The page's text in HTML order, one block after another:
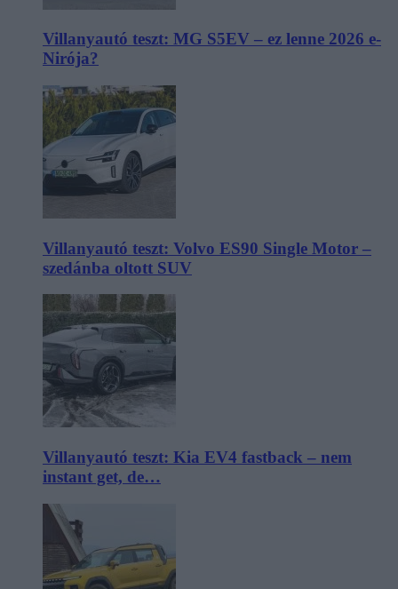
Villanyautó teszt: MG S5EV – ez lenne 2026 e-
Nirója?
Villanyautó teszt: Volvo ES90 Single Motor –
szedánba oltott SUV
Villanyautó teszt: Kia EV4 fastback – nem
instant get, de…